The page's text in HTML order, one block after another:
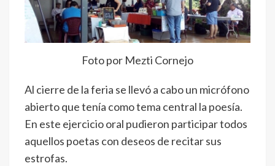
Foto por Mezti Cornejo
Al cierre de la feria se llevó a cabo un micrófono
abierto que tenía como tema central la poesía.
En este ejercicio oral pudieron participar todos
aquellos poetas con deseos de recitar sus
estrofas.